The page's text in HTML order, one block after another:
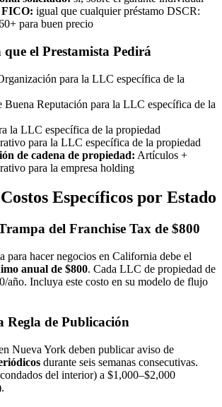
FICO: igual que cualquier préstamo DSCR:
para buen precio
el Prestamista Pedirá
para la LLC específica de la
Buena Reputación para la LLC específica de la
la LLC específica de la propiedad
para la LLC específica de la propiedad
de cadena de propiedad: Artículos +
para la empresa holding
Específicos por Estado
del Franchise Tax de $800
para hacer negocios en California debe el
anual de $800. Cada LLC de propiedad de
año. Incluya este costo en su modelo de flujo
Regla de Publicación
Nueva York deben publicar aviso de
durante seis semanas consecutivas.
del interior) a $1,000–$2,000